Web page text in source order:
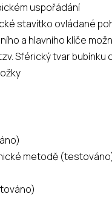
uspořádání
stavítko ovládané
a hlavního klíče
Sférický tvar
metodě